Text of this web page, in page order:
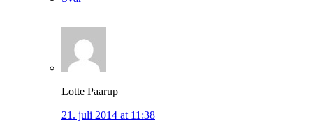
Lotte Paarup
21. juli 2014 at 11:38